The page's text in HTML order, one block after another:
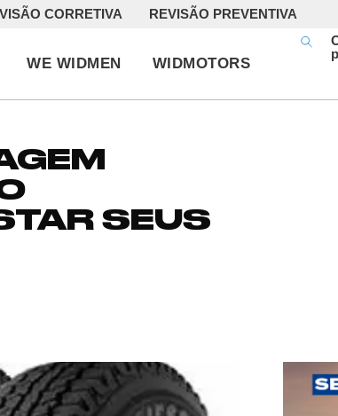
CORRETIVA REVISÃO PREVENTIVA
WE WIDMEN WIDMOTORS
SEUS